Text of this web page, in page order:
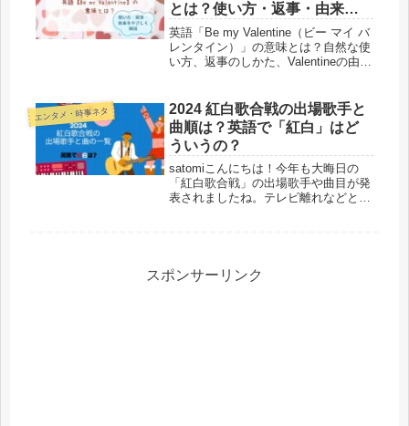
とは？使い方・返事・由来を
やさしく解説
英語「Be my Valentine（ビー マイ バ
レンタイン）」の意味とは？自然な使
い方、返事のしかた、Valentineの由来
エンタメ・時事ネタ
2024 紅白歌合戦の出場歌手と
曲順は？英語で「紅白」はど
ういうの？
satomiこんにちは！今年も大晦日の
「紅白歌合戦」の出場歌手や曲目が発
表されましたね。テレビ離れなどと言
スポンサーリンク